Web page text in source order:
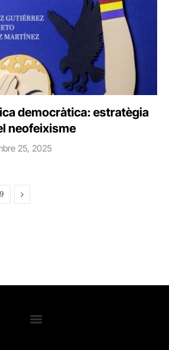
democràtica: estratègia
neofeixisme
25, 2025
9 Next